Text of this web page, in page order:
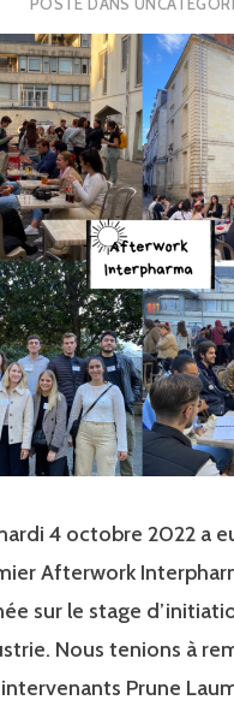
4 octobre 2022 a
Afterwork
sur le stage
Nous tenions à
Prune